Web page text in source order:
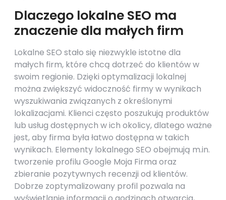
Dlaczego lokalne SEO ma
znaczenie dla małych firm
Lokalne SEO stało się niezwykle istotne dla
małych firm, które chcą dotrzeć do klientów w
swoim regionie. Dzięki optymalizacji lokalnej
można zwiększyć widoczność firmy w wynikach
wyszukiwania związanych z określonymi
lokalizacjami. Klienci często poszukują produktów
lub usług dostępnych w ich okolicy, dlatego ważne
jest, aby firma była łatwo dostępna w takich
wynikach. Elementy lokalnego SEO obejmują m.in.
tworzenie profilu Google Moja Firma oraz
zbieranie pozytywnych recenzji od klientów.
Dobrze zoptymalizowany profil pozwala na